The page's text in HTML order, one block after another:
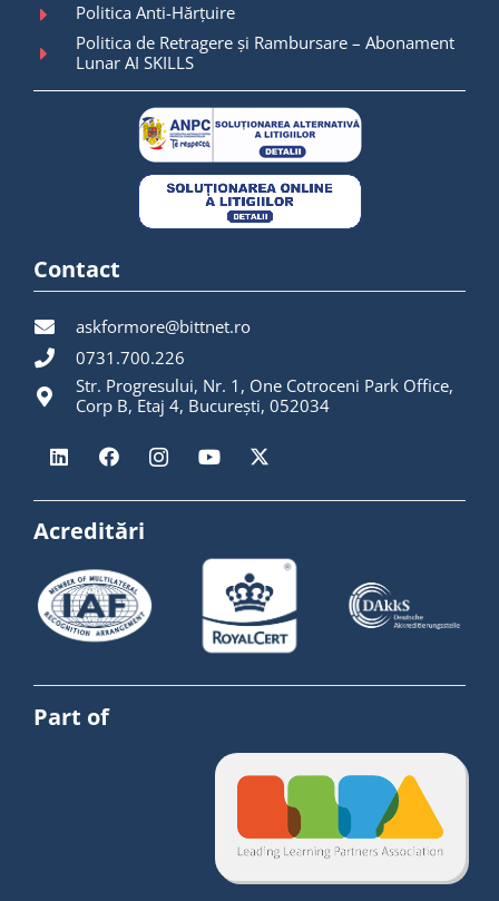
Politica Anti-Hărțuire
Politica de Retragere și Rambursare – Abonament
Lunar AI SKILLS
Contact
askformore@bittnet.ro
0731.700.226
Str. Progresului, Nr. 1, One Cotroceni Park Office,
Corp B, Etaj 4, București, 052034
Acreditări
Part of